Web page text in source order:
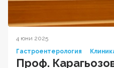
4 юни 2025
Гастроентерология
Проф.